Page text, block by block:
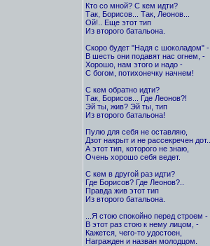
Кто со мной? С кем идти?
Так, Борисов... Так, Леонов...
Ой!.. Еще этот тип
Из второго батальона.
Скоро будет "Надя с шоколадом" -
В шесть они подавят нас огнем, -
Хорошо, нам этого и надо -
С богом, потихонечку начнем!
С кем обратно идти?
Так, Борисов... Где Леонов?!
Эй ты, жив? Эй ты, тип
Из второго батальона!
Пулю для себя не оставляю,
Дзот накрыт и не рассекречен
А этот тип, которого не знаю,
Очень хорошо себя ведет.
С кем в другой раз идти?
Где Борисов? Где Леонов?..
Правда жив этот тип
Из второго батальона.
...Я стою спокойно перед строем -
В этот раз стою к нему лицом, -
Кажется, чего-то удостоен,
Награжден и назван молодцом.